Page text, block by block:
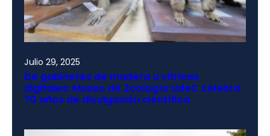
Julio 29, 2025
De gabinetes de madera a vitrinas
digitales: Museo de Zoología UdeC celebra
70 años de divulgación científica